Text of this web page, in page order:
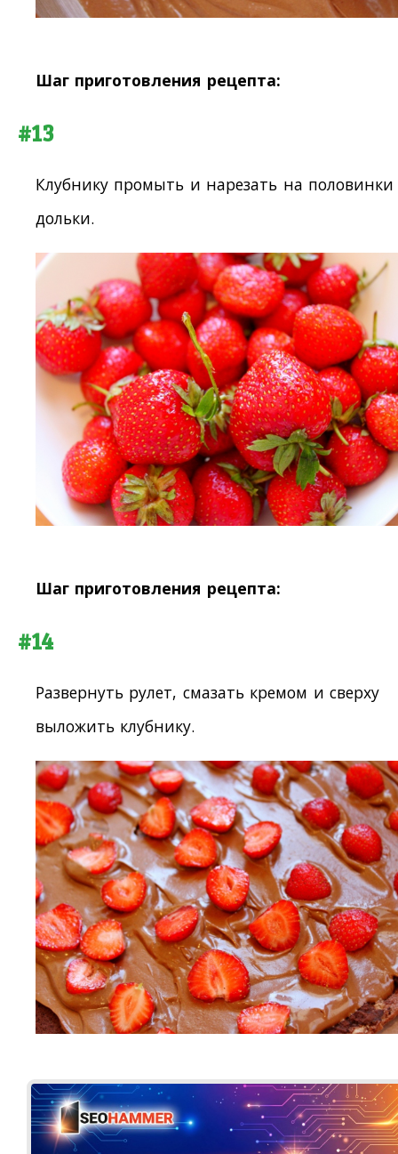
Шаг приготовления рецепта:
#13
Клубнику промыть и нарезать на
дольки.
Шаг приготовления рецепта:
#14
Развернуть рулет, смазать кремом и сверху
выложить клубнику.